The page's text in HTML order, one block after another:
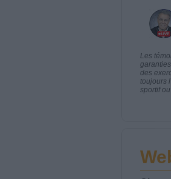
Les
des
toujours
sportif